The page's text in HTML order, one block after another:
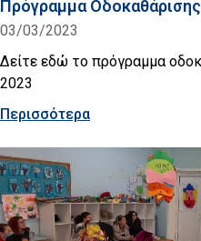
Πρόγραμμα
03/03/2023
Δείτε εδώ το πρόγραμμα
2023
Περισσότερα